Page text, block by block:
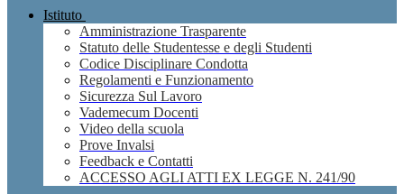
Istituto
Amministrazione Trasparente
Statuto delle Studentesse e degli Studenti
Codice Disciplinare Condotta
Regolamenti e Funzionamento
Sicurezza Sul Lavoro
Vademecum Docenti
Video della scuola
Prove Invalsi
Feedback e Contatti
ACCESSO AGLI ATTI EX LEGGE N. 241/90